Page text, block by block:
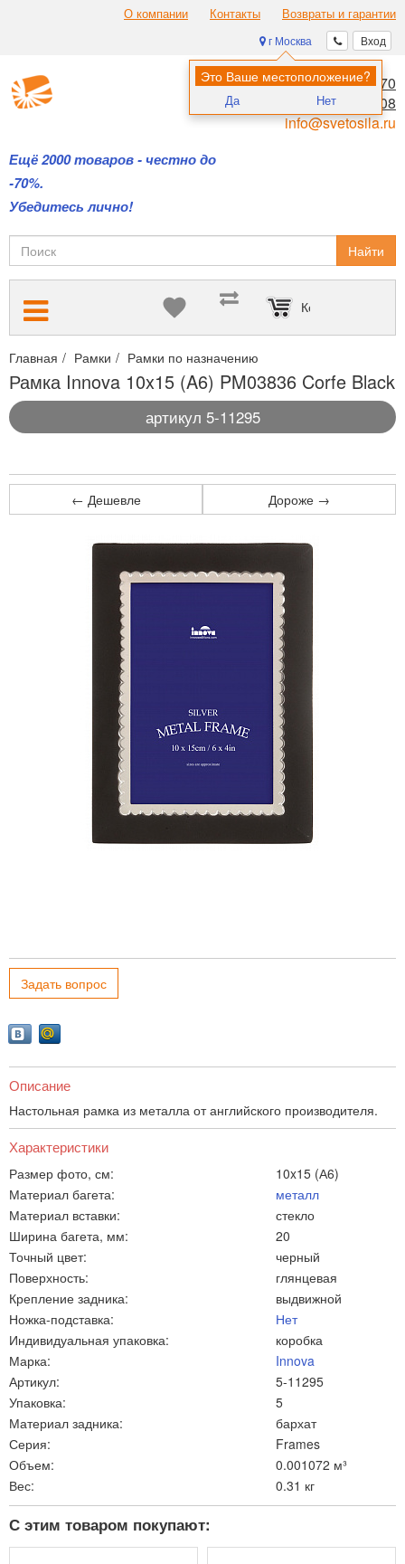
О компании Контакты Возвраты и гарантии
Вход
г Москва
Это Ваше местоположение?
Да Нет
Ещё 2000 товаров - честно до
-70%.
Убедитесь лично!
8 (495) 970-00-70
8 (800) 700-11-08
info@svetosila.ru
Найти
Корзина пуста
Главная Рамки Рамки по назначению
Рамка Innova 10x15 (A6) PM03836 Corfe Black
артикул 5-11295
← Дешевле Дороже →
Задать вопрос
Описание
Настольная рамка из металла от английского производителя.
Характеристики
Размер фото, см:
10x15 (А6)
Материал багета:
металл
Материал вставки:
стекло
Ширина багета, мм:
20
Точный цвет:
черный
Поверхность:
глянцевая
Крепление задника:
выдвижной
Ножка-подставка:
Нет
Индивидуальная упаковка:
коробка
Марка:
Innova
Артикул:
5-11295
Упаковка:
5
Материал задника:
бархат
Серия:
Frames
Объем:
0.001072 м³
Вес:
0.31 кг
С этим товаром покупают: